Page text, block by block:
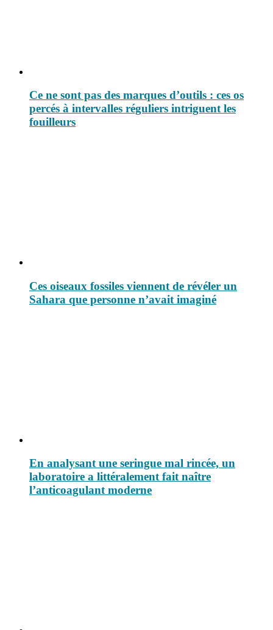
Ce ne sont pas des marques d’outils : ces os
percés à intervalles réguliers intriguent les
fouilleurs
Ces oiseaux fossiles viennent de révéler un
Sahara que personne n’avait imaginé
En analysant une seringue mal rincée, un
laboratoire a littéralement fait naître
l’anticoagulant moderne